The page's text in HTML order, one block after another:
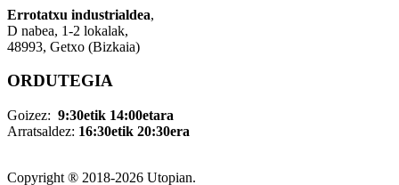
Errotatxu industrialdea,
D nabea, 1-2 lokalak,
48993, Getxo (Bizkaia)
ORDUTEGIA
Goizez: 9:30etik 14:00etara
Arratsaldez: 16:30etik 20:30era
Copyright ® 2018-2026 Utopian.